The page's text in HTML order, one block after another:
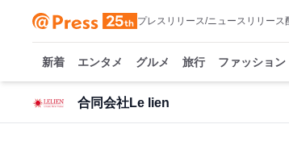
プレスリリース/ニュースリリー
新着 エンタメ グルメ 旅行 ファッション
合同会社Le lien